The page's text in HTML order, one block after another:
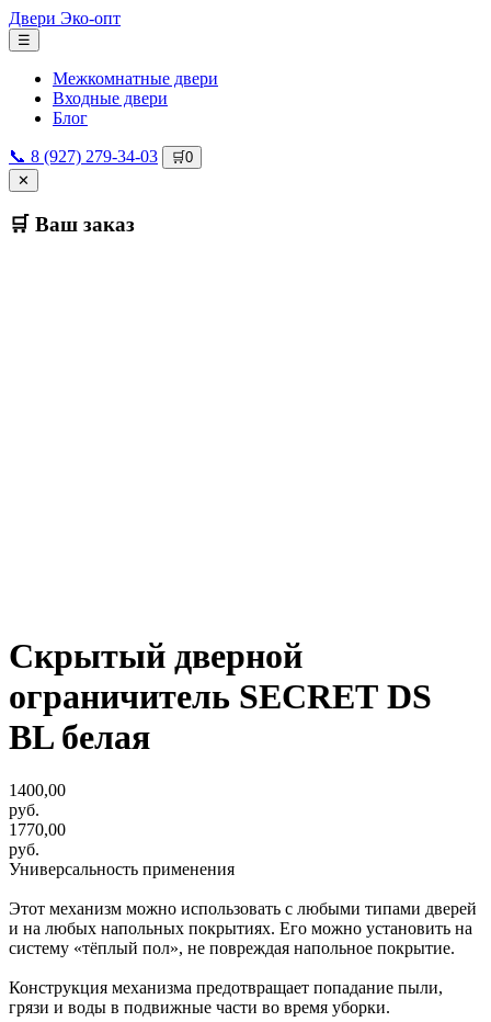
Двери Эко-опт
☰
Межкомнатные двери
Входные двери
Блог
📞 8 (927) 279-34-03 🛒0
✕
🛒 Ваш заказ
Скрытый дверной
ограничитель SECREТ DS
BL белая
1400,00
руб.
1770,00
руб.
Универсальность применения
Этот механизм можно использовать с любыми типами дверей
и на любых напольных покрытиях. Его можно установить на
систему «тёплый пол», не повреждая напольное покрытие.
Конструкция механизма предотвращает попадание пыли,
грязи и воды в подвижные части во время уборки.